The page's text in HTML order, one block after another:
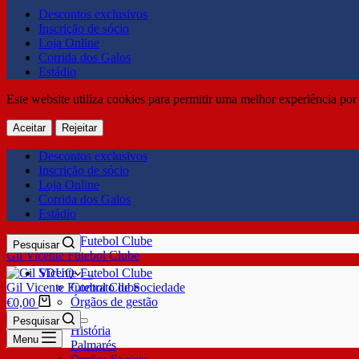
Descontos exclusivos
Inscrição de sócio
Loja Online
Corrida dos Galos
Estádio
Este website utiliza cookies para permitir uma melhor experiência
Aceitar Rejeitar
Descontos exclusivos
Inscrição de sócio
Loja Online
Corrida dos Galos
Estádio
Gil Vicente Futebol Clube
Pesquisar
SDUQ
Contrato de Sociedade
Órgãos de gestão
Clube
História
Palmarés
Gil Vicente Futebol Clube
€0,00
Pesquisar
Menu